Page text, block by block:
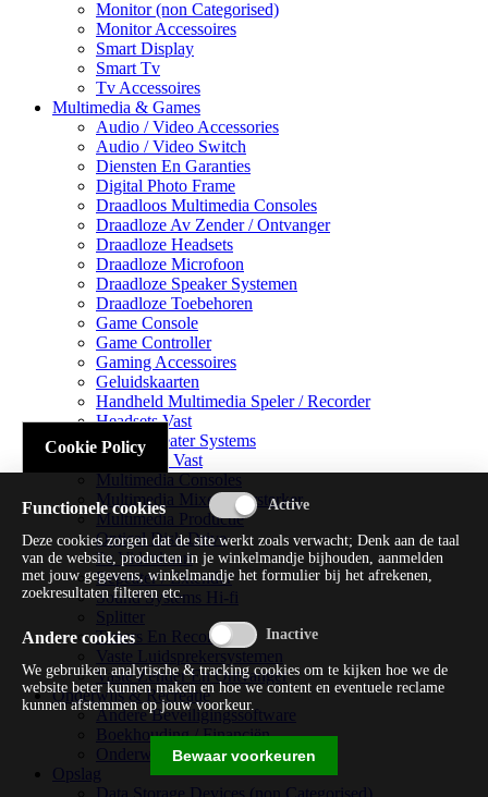
Monitor (non Categorised)
Monitor Accessoires
Smart Display
Smart Tv
Tv Accessoires
Multimedia & Games
Audio / Video Accessories
Audio / Video Switch
Diensten En Garanties
Digital Photo Frame
Draadloos Multimedia Consoles
Draadloze Av Zender / Ontvanger
Draadloze Headsets
Draadloze Microfoon
Draadloze Speaker Systemen
Draadloze Toebehoren
Game Console
Game Controller
Gaming Accessoires
Geluidskaarten
Handheld Multimedia Speler / Recorder
Headsets Vast
Home Theater Systems
Microfoon Vast
Multimedia Consoles
Multimedia Mixer / Versterker
Multimedia Productie
Optical Disk Drive
Pc Videokaart
Repeater / Extender
Sound Systems Hi-fi
Splitter
Tuners En Recorders
Vaste Luidsprekersystemen
Vaste Zender En Ontvanger
Onderwijs & Recreatie
Andere Beveiligingssoftware
Boekhouding / Financiën
Onderwijs En Wetenschappelijk
Opslag
Cookie Policy
Functionele cookies
Deze cookies zorgen dat de site werkt zoals verwacht; Denk aan de taal
van de website, producten in je winkelmandje bijhouden, aanmelden
met jouw gegevens, winkelmandje het formulier bij het afrekenen,
zoekresultaten filteren etc.
Andere cookies
We gebruiken analytische & tracking cookies om te kijken hoe we de
website beter kunnen maken en hoe we content en eventuele reclame
kunnen afstemmen op jouw voorkeur.
Bewaar voorkeuren